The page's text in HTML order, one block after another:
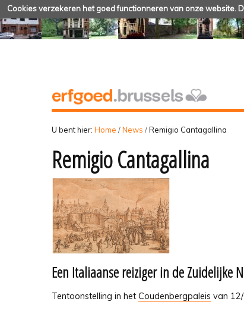
Cookies verzekeren het goed functionneren van onze website.
U bent hier: Home /News /Remigio Cantagallina
Remigio Cantagallina
Een Italiaanse reiziger in de Zuidelijke
Tentoonstelling in het Coudenbergpaleis van